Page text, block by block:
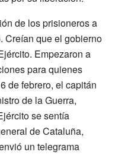
de los prisioneros a
Creían que el gobierno
Empezaron a
para quienes
de febrero, el capitán
de la Guerra,
se sentía
de Cataluña,
un telegrama